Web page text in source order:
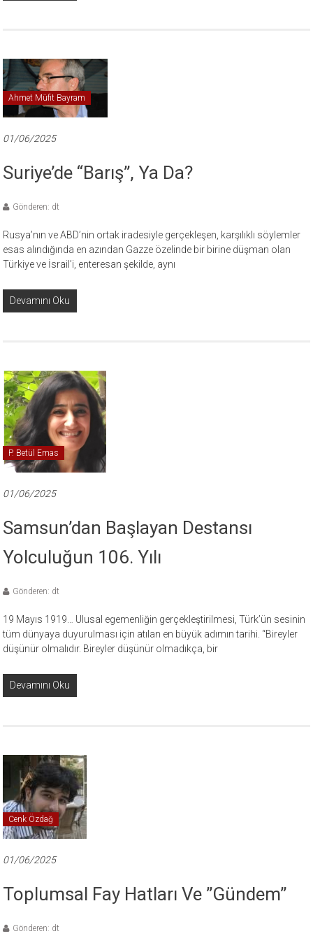
Ahmet Müfit Bayram
01/06/2025
Suriye’de “Barış”, Ya Da?
Gönderen: dt
Rusya’nın ve ABD’nin ortak iradesiyle gerçekleşen, karşılıklı söylemler
esas alındığında en azından Gazze özelinde bir birine düşman olan
Türkiye ve İsrail’i, enteresan şekilde, aynı
Devamını Oku
P. Betül Ernas
01/06/2025
Samsun’dan Başlayan Destansı
Yolculuğun 106. Yılı
Gönderen: dt
19 Mayıs 1919… Ulusal egemenliğin gerçekleştirilmesi, Türk’ün sesinin
tüm dünyaya duyurulması için atılan en büyük adımın tarihi. “Bireyler
düşünür olmalıdır. Bireyler düşünür olmadıkça, bir
Devamını Oku
Cenk Özdağ
01/06/2025
Toplumsal Fay Hatları Ve ”Gündem”
Gönderen: dt